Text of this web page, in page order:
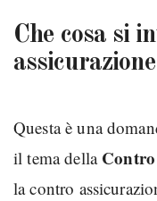
Che cosa si
Questa è una
il tema della
la contro